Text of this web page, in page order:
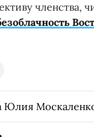
членства,
Юлия